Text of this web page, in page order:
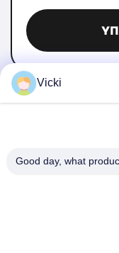
Vicki
Good day, what